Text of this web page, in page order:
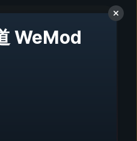
别你已安装的游戏。无
WeMod